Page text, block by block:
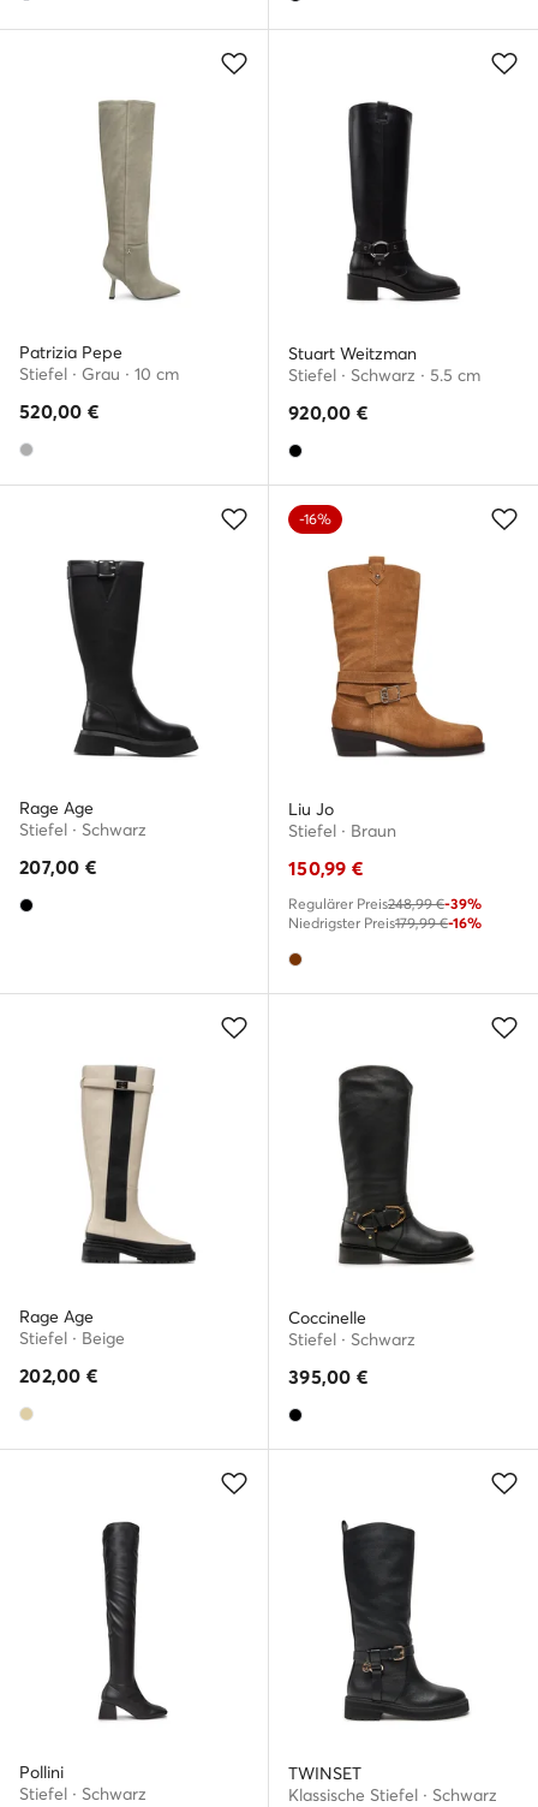
Patrizia Pepe
Stiefel · Grau · 10 cm
520,00 €
Stuart Weitzman
Stiefel · Schwarz · 5.5 cm
920,00 €
Rage Age
Stiefel · Schwarz
207,00 €
-16%
Liu Jo
Stiefel · Braun
150,99 €
Regulärer Preis248,99 €-39%
Niedrigster Preis179,99 €-16%
Rage Age
Stiefel · Beige
202,00 €
Coccinelle
Stiefel · Schwarz
395,00 €
Pollini
Stiefel · Schwarz
TWINSET
Klassische Stiefel · Schwarz